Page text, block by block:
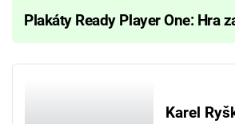
Plakáty Ready Player One: Hra
Karel